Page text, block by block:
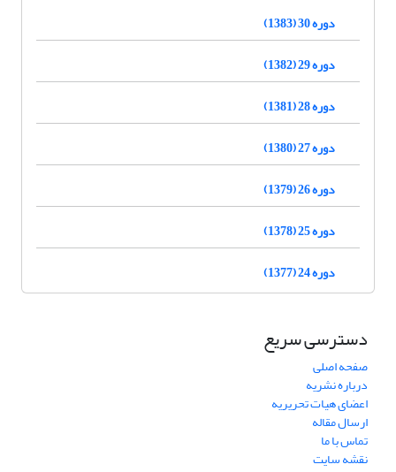
دوره 30 (1383)
دوره 29 (1382)
دوره 28 (1381)
دوره 27 (1380)
دوره 26 (1379)
دوره 25 (1378)
دوره 24 (1377)
دسترسی سریع
صفحه اصلی
درباره نشریه
اعضای هیات تحریریه
ارسال مقاله
تماس با ما
نقشه سایت